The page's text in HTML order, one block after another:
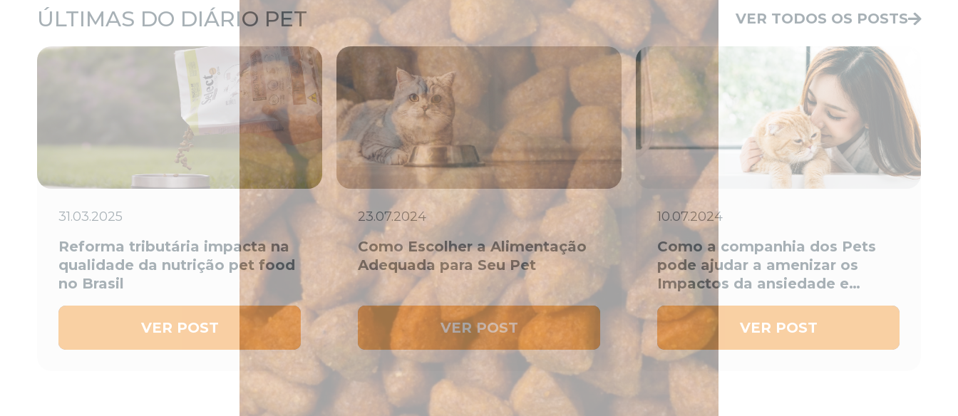
ÚLTIMAS DO DIÁRIO PET VER TODOS OS POSTS
31.03.2025
Reforma tributária impacta na
qualidade da nutrição pet food
no Brasil
VER POST
23.07.2024
Como Escolher a Alimentação
Adequada para Seu Pet
VER POST
10.07.2024
Como a companhia dos Pets
pode ajudar a amenizar os
Impactos da ansiedade e
depressão
VER POST